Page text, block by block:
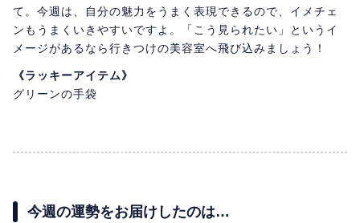
て。今週は、自分の魅力をうまく表現できるので、イメチェ
ンもうまくいきやすいですよ。「こう見られたい」というイ
メージがあるなら行きつけの美容室へ飛び込みましょう！
《ラッキーアイテム》
グリーンの手袋
今週の運勢をお届けしたのは…